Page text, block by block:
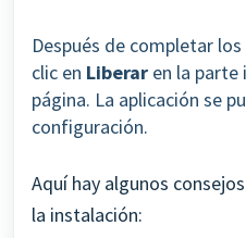
Después de completar
clic en Liberar en la parte
página. La aplicación se
configuración.
Aquí hay algunos
la instalación: